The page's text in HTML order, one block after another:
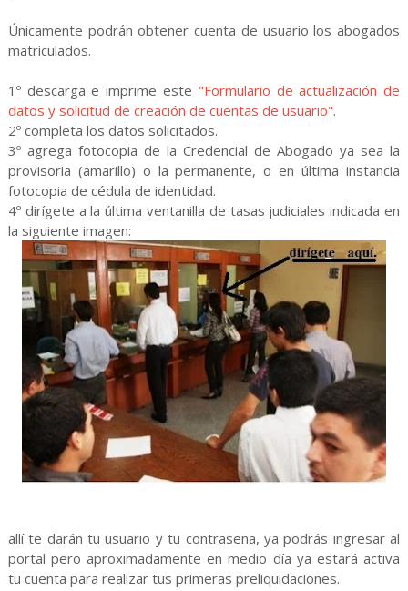
Únicamente podrán obtener cuenta de usuario los abogados
matriculados.
1º descarga e imprime este "Formulario de actualización de
datos y solicitud de creación de cuentas de usuario".
2º completa los datos solicitados.
3º agrega fotocopia de la Credencial de Abogado ya sea la
provisoria (amarillo) o la permanente, o en última instancia
fotocopia de cédula de identidad.
4º dirígete a la última ventanilla de tasas judiciales indicada en
la siguiente imagen:
allíte darán tu usuario y tu contraseña, ya podrás ingresar al
portal pero aproximadamente en medio día ya estará activa
tu cuenta para realizar tus primeras preliquidaciones.